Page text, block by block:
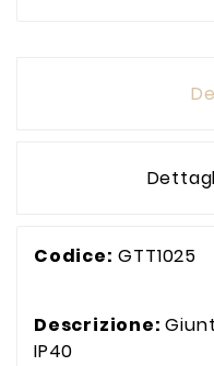
Codice: GTT1025
Descrizione:
IP40